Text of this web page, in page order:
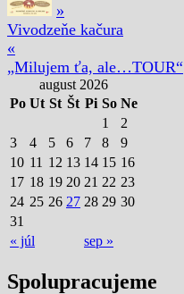
»
Vivodzeňe kačura
«
„Milujem ťa, ale…TOUR“
august 2026
Po Ut St Št Pi So Ne
« júl sep »
1
2
3
4 5 6 7 8
9
10 11 12 13 14 15 16
17 18 19 20 21 22 23
24 25 26 27 28 29 30
31
Spolupracujeme